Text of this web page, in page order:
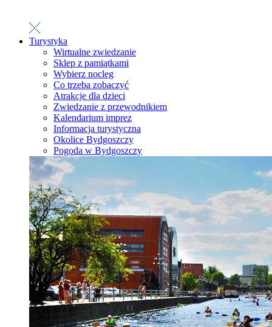
Turystyka
Wirtualne zwiedzanie
Sklep z pamiątkami
Wybierz nocleg
Co trzeba zobaczyć
Atrakcje dla dzieci
Zwiedzanie z przewodnikiem
Kalendarium imprez
Informacja turystyczna
Okolice Bydgoszczy
Pogoda w Bydgoszczy